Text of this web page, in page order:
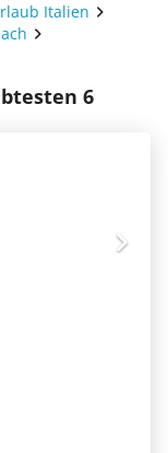
Italien
6